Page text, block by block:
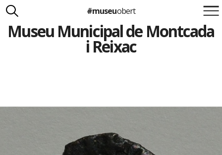
Suma't a la iniciativa
Carlota Royo
#museuobert
Museu Municipal de Montcada
i Reixac